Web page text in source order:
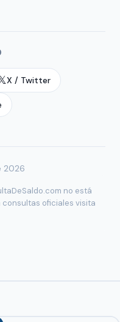
X / Twitter
2026
no está
consultas oficiales visita